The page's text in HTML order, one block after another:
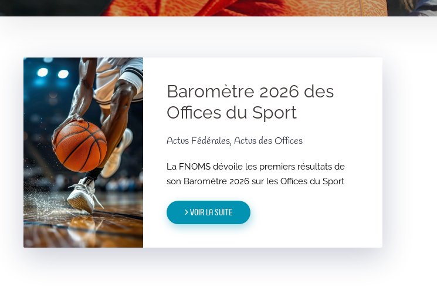
Baromètre 2026 des
Offices du Sport
Actus Fédérales, Actus des Offices
La FNOMS dévoile les premiers résultats de
son Baromètre 2026 sur les Offices du Sport
> Voir la suite